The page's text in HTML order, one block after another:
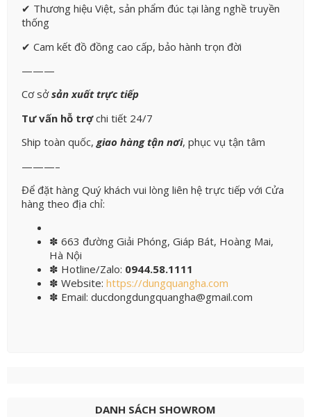
✔ Thương hiệu Việt, sản phẩm đúc tại làng nghề truyền
thống
✔ Cam kết đồ đồng cao cấp, bảo hành trọn đời
———
Cơ sởsản xuất trực tiếp
Tư vấn hỗ trợchi tiết 24/7
Ship toàn quốc,giao hàng tận nơi, phục vụ tận tâm
———–
Để đặt hàng Quý khách vui lòng liên hệ trực tiếp với Cửa
hàng theo địa chỉ:
✽ 663 đường Giải Phóng, Giáp Bát, Hoàng Mai,
Hà Nội
✽ Hotline/Zalo: 0944.58.1111
✽ Website: https://dungquangha.com
✽ Email: ducdongdungquangha@gmail.com
DANH SÁCH SHOWROM